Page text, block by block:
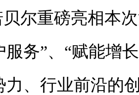
尔重磅亮相本
服务”、“赋能增
力、行业前沿的